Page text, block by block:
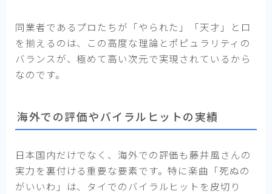
同業者であるプロたちが「やられた」「天才」と口
を揃えるのは、この高度な理論とポピュラリティの
バランスが、極めて高い次元で実現されているから
なのです。
海外での評価やバイラルヒットの実績
日本国内だけでなく、海外での評価も藤井風さんの
実力を裏付ける重要な要素です。特に楽曲「死ぬの
がいいわ」は、タイでのバイラルヒットを皮切り